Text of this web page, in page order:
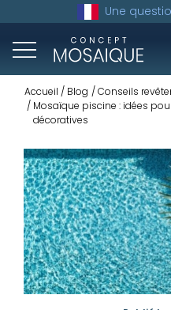
Une
Accueil Blog
Conseils
Mosaïque piscine : idées
décoratives